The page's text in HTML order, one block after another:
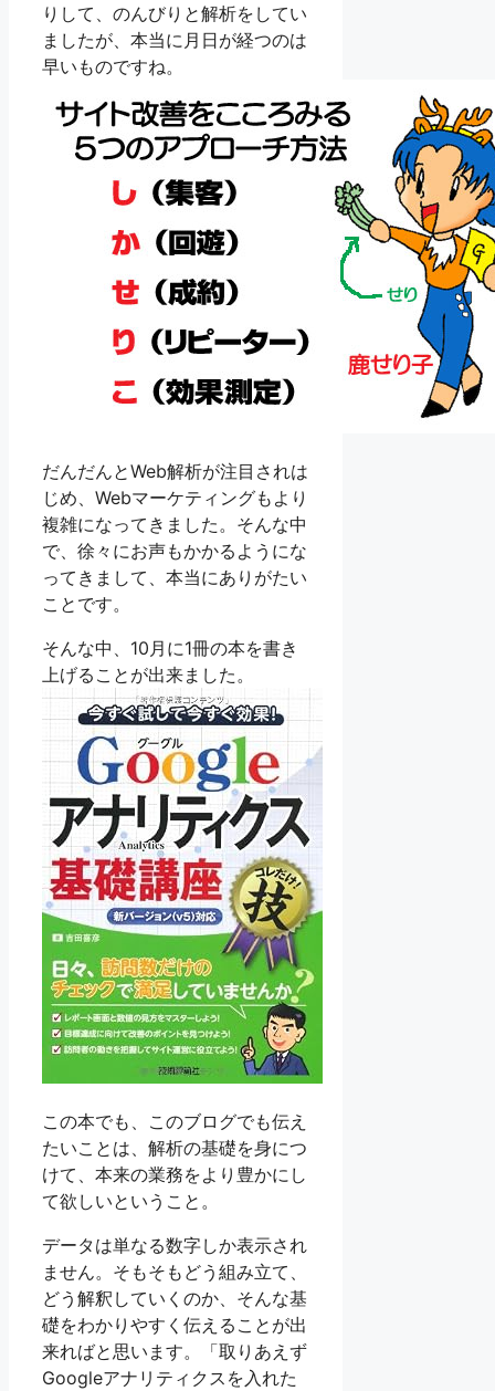
りして、のんびりと解析をしてい
ましたが、本当に月日が経つのは
早いものですね。
だんだんとWeb解析が注目されは
じめ、Webマーケティングもより
複雑になってきました。そんな中
で、徐々にお声もかかるようにな
ってきまして、本当にありがたい
ことです。
そんな中、10月に1冊の本を書き
上げることが出来ました。
この本でも、このブログでも伝え
たいことは、解析の基礎を身につ
けて、本来の業務をより豊かにし
て欲しいということ。
データは単なる数字しか表示され
ません。そもそもどう組み立て、
どう解釈していくのか、そんな基
礎をわかりやすく伝えることが出
来ればと思います。「取りあえず
Googleアナリティクスを入れた